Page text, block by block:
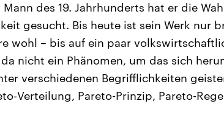
des 19. Jahrhunderts hat er die
gesucht. Bis heute ist sein Werk nur
wohl – bis auf ein paar
nicht ein Phänomen, um das sich
verschiedenen Begrifflichkeiten
Pareto-Prinzip, Pareto-